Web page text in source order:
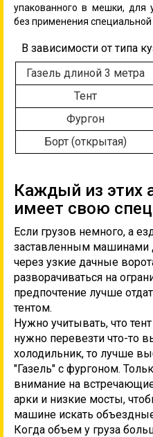
упакованного в мешки, для
без применения специальной
В зависимости от типа
Газель длиной 3 метра
Тент
Фургон
Борт (открытая)
Каждый из этих
имеет свою
Если грузов немного, а
заставленным машинами
через узкие дачные
разворачиваться на
предпочтение лучше
тентом.
Нужно учитывать, что
нужно перевезти что-то
холодильник, то лучше
"Газель" с фургоном.
внимание на
арки и низкие мосты,
машине искать
Когда объем у груза